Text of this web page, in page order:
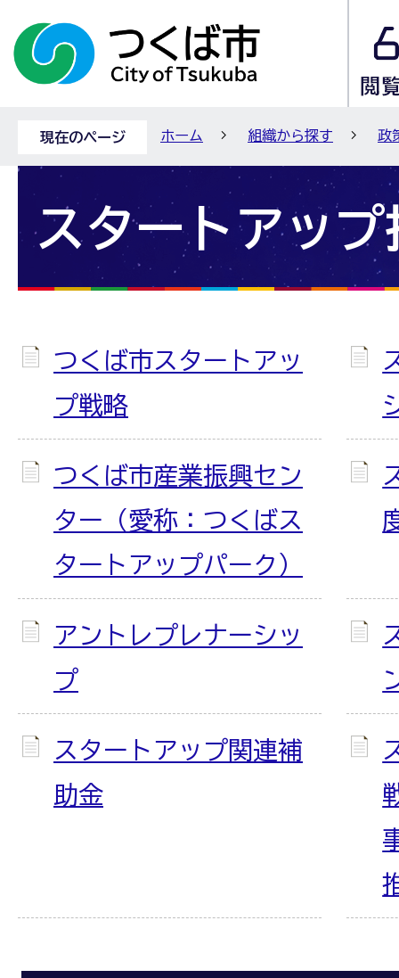
現在のページ ホーム 組織から探す 政
スタートアップ
つくば市スタートアッ
プ戦略
つくば市産業振興セン
ター（愛称：つくばス
タートアップパーク）
アントレプレナーシッ
プ
スタートアップ関連補
助金